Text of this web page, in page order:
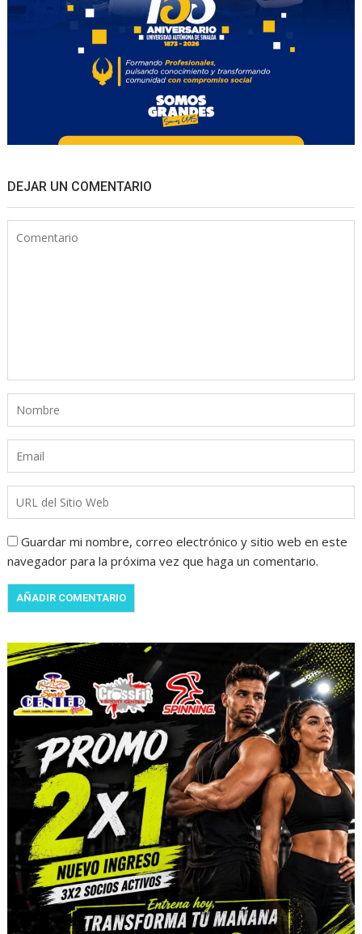
DEJAR UN COMENTARIO
Guardar mi nombre, correo electrónico y sitio web en este
navegador para la próxima vez que haga un comentario.